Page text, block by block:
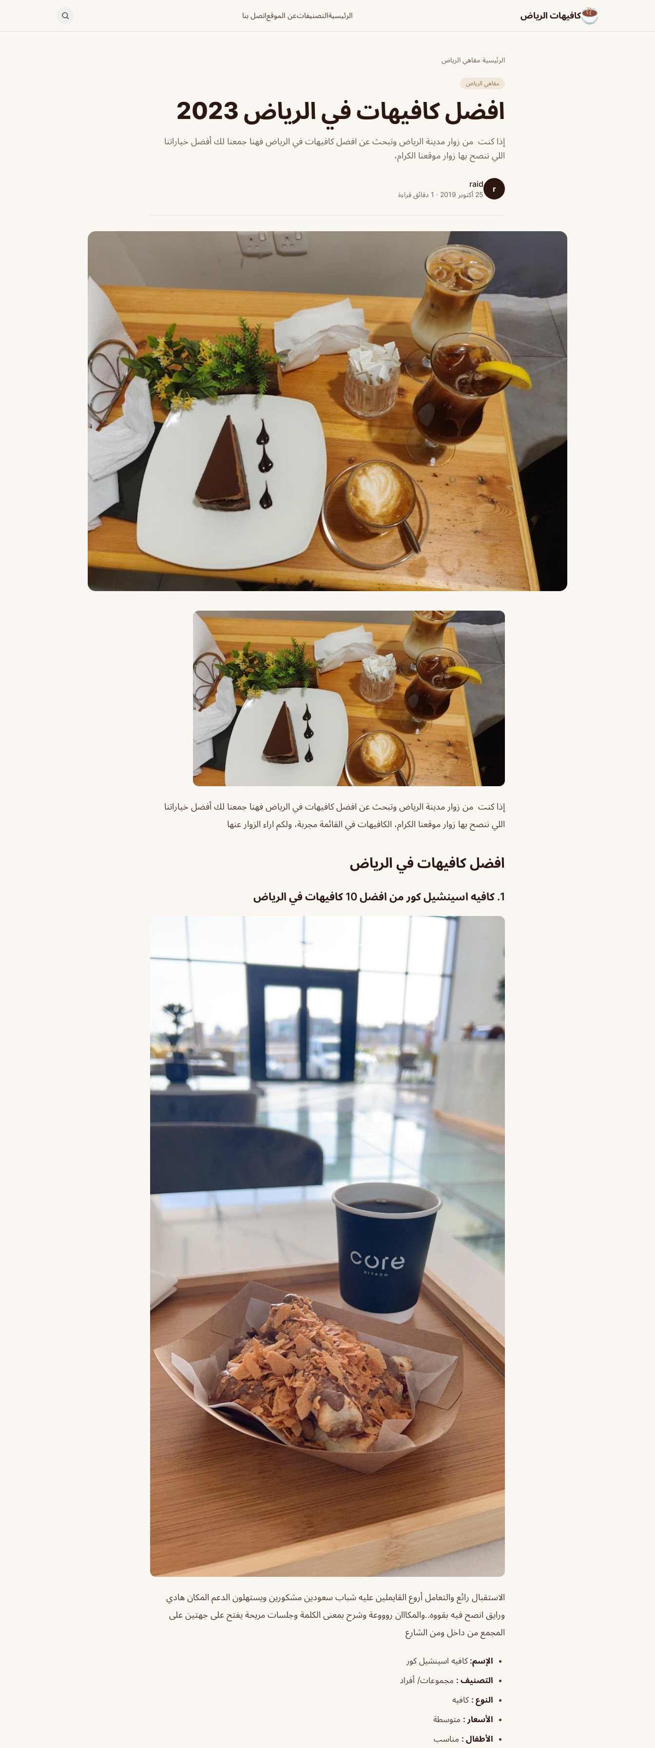
كافيهات الرياض الرئيسيةالتصنيفاتعن الموقعاتصل بنا
الرئيسية/مقاهي الرياض
مقاهي الرياض
افضل كافيهات في الرياض 2023
إذا كنت من زوار مدينة الرياض وتبحث عن افضل كافيهات في الرياض فهنا جمعنا لك أفضل خياراتنا
اللي ننصح بها زوار موقعنا الكرام،
r
raid
25 أكتوبر 2019 · 1 دقائق قراءة
إذا كنت من زوار مدينة الرياض وتبحث عن افضل كافيهات في الرياض فهنا جمعنا لك أفضل خياراتنا
اللي ننصح بها زوار موقعنا الكرام، الكافيهات في القائمة مجربة، ولكم اراء الزوار عنها
افضل كافيهات في الرياض
1. كافيه اسينشيل كور من افضل 10 كافيهات في الرياض
الاستقبال رائع والتعامل أروع القايملين عليه شباب سعودين مشكورين ويستهلون الدعم المكان هادي
ورايق انصح فيه بقووه..والمكااان روووعة وشرح بمعنى الكلمة وجلسات مريحة يفتح على جهتين على
المجمع من داخل ومن الشارع
الإسم: كافيه اسينشيل كور
التصنيف : مجموعات/ أفراد
النوع : كافيه
الأسعار : متوسطة
الأطفال : مناسب